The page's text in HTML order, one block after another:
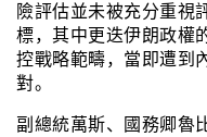
險評估並未被充分重視
標，其中更迭伊朗政權
控戰略範疇，當即遭到
對。
副總統萬斯、國務卿魯